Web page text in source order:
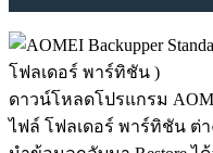
ดาวน์โหลดโปรแกรม
ไฟล์ โฟลเดอร์ พาร์ทิชัน ต่